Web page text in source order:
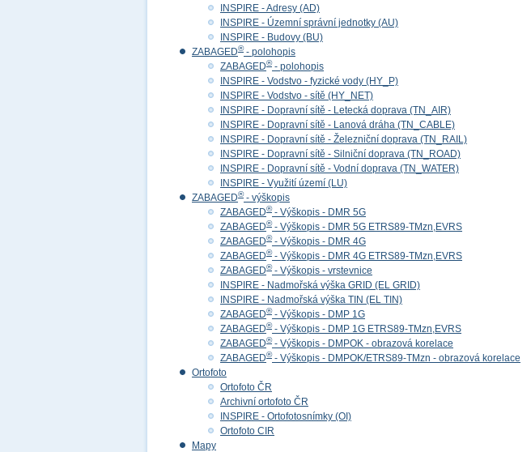
INSPIRE - Adresy (AD)
INSPIRE - Územní správní jednotky (AU)
INSPIRE - Budovy (BU)
ZABAGED®- polohopis
ZABAGED®- polohopis
INSPIRE - Vodstvo - fyzické vody (HY_P)
INSPIRE - Vodstvo - sítě (HY_NET)
INSPIRE - Dopravní sítě - Letecká doprava (TN_AIR)
INSPIRE - Dopravní sítě - Lanová dráha (TN_CABLE)
INSPIRE - Dopravní sítě - Železniční doprava (TN_RAIL)
INSPIRE - Dopravní sítě - Silniční doprava (TN_ROAD)
INSPIRE - Dopravní sítě - Vodní doprava (TN_WATER)
INSPIRE - Využití území (LU)
ZABAGED®- výškopis
ZABAGED®- Výškopis - DMR 5G
ZABAGED®- Výškopis - DMR 5G ETRS89-TMzn,EVRS
ZABAGED®- Výškopis - DMR 4G
ZABAGED®- Výškopis - DMR 4G ETRS89-TMzn,EVRS
ZABAGED®- Výškopis - vrstevnice
INSPIRE - Nadmořská výška GRID (EL GRID)
INSPIRE - Nadmořská výška TIN (EL TIN)
ZABAGED®- Výškopis - DMP 1G
ZABAGED®- Výškopis - DMP 1G ETRS89-TMzn,EVRS
ZABAGED®- Výškopis - DMPOK - obrazová korelace
ZABAGED®- Výškopis - DMPOK/ETRS89-TMzn - obrazová korelace
Ortofoto
Ortofoto ČR
Archivní ortofoto ČR
INSPIRE - Ortofotosnímky (OI)
Ortofoto CIR
Mapy